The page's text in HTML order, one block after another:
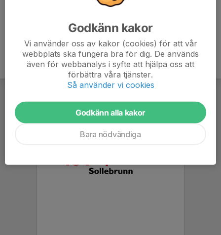
Godkänn kakor
Vi använder oss av kakor (cookies) för att vår
webbplats ska fungera bra för dig. De används
även för webbanalys i syfte att hjälpa oss att
förbättra våra tjänster.
Så använder vi cookies
Godkänn alla kakor
Bara nödvändiga